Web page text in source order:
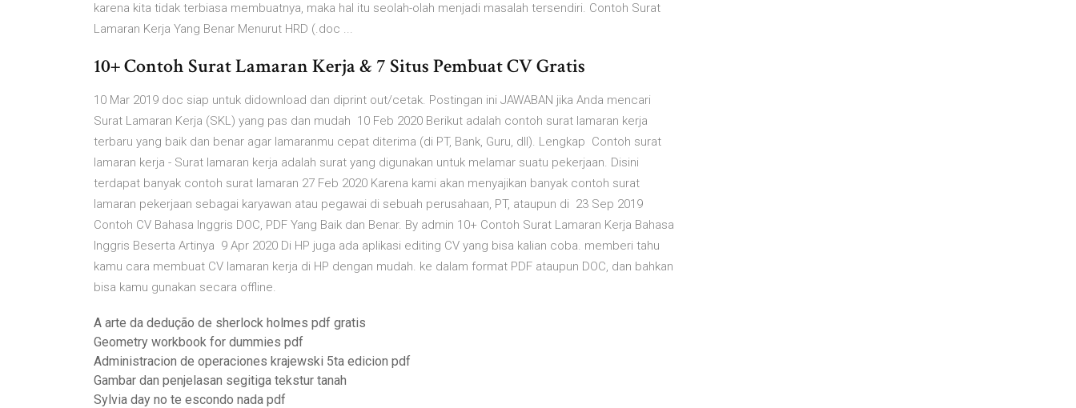
karena kita tidak terbiasa membuatnya, maka hal itu seolah-olah menjadi masalah tersendiri. Contoh Surat
Lamaran Kerja Yang Benar Menurut HRD (.doc ...
10+ Contoh Surat Lamaran Kerja & 7 Situs Pembuat CV Gratis
10 Mar 2019 doc siap untuk didownload dan diprint out/cetak. Postingan ini JAWABAN jika Anda mencari
Surat Lamaran Kerja (SKL) yang pas dan mudah 10 Feb 2020 Berikut adalah contoh surat lamaran kerja
terbaru yang baik dan benar agar lamaranmu cepat diterima (di PT, Bank, Guru, dll). Lengkap Contoh surat
lamaran kerja - Surat lamaran kerja adalah surat yang digunakan untuk melamar suatu pekerjaan. Disini
terdapat banyak contoh surat lamaran 27 Feb 2020 Karena kami akan menyajikan banyak contoh surat
lamaran pekerjaan sebagai karyawan atau pegawai di sebuah perusahaan, PT, ataupun di 23 Sep 2019
Contoh CV Bahasa Inggris DOC, PDF Yang Baik dan Benar. By admin 10+ Contoh Surat Lamaran Kerja Bahasa
Inggris Beserta Artinya 9 Apr 2020 Di HP juga ada aplikasi editing CV yang bisa kalian coba. memberi tahu
kamu cara membuat CV lamaran kerja di HP dengan mudah. ke dalam format PDF ataupun DOC, dan bahkan
bisa kamu gunakan secara offline.
A arte da dedução de sherlock holmes pdf gratis
Geometry workbook for dummies pdf
Administracion de operaciones krajewski 5ta edicion pdf
Gambar dan penjelasan segitiga tekstur tanah
Sylvia day no te escondo nada pdf